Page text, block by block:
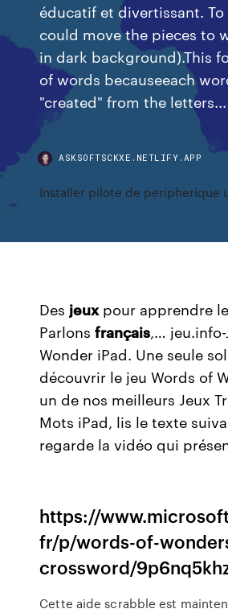
éducatif et divertissant.
could move the pieces to
in dark background).This
of words becauseeach
"created" from the letters...
ASKSOFTSCKXE.NETLIFY.APP
Installer pilote de peripherique
Des jeuxpour apprendre
Parlonsfrançais,…
Wonder iPad. Une seule
découvrir le jeu Words of
un de nos meilleurs Jeux
Mots iPad, lis le texte
regarde la vidéo qui
https://
fr/p/words-of-
crossword/
Cette aide scrabble est